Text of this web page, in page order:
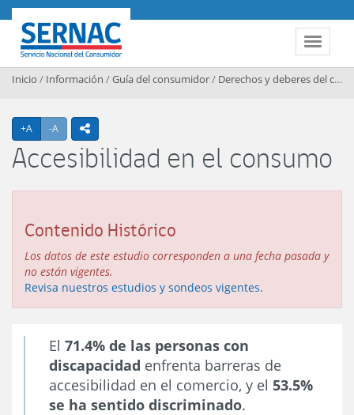
Contenido principal
Toggle
SERNAC
Inicio / Información /Guía del consumidor/ Derechos y deberes del consumidor
+A Agrandar texto
-A Achicar textoicono compartir
Accesibilidad en el consumo
Contenido Histórico
Los datos de este estudio corresponden a una fecha pasada y
no están vigentes.
Revisa nuestros estudios y sondeos vigentes.
El 71.4% de las personas con
discapacidad enfrenta barreras de
accesibilidad en el comercio, y el 53.5%
se ha sentido discriminado.